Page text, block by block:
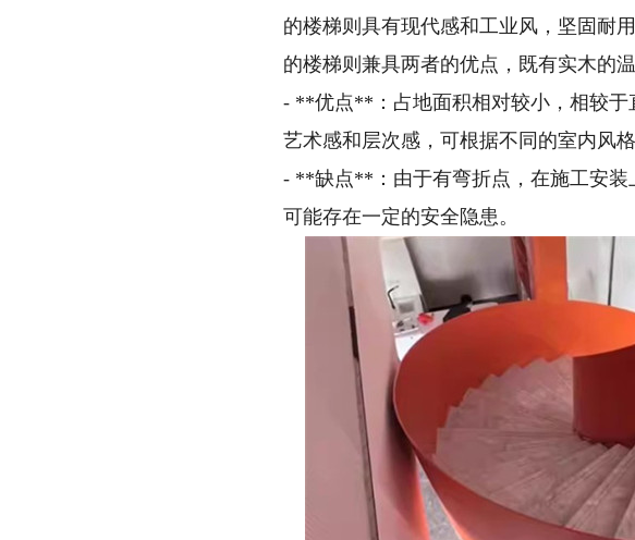
的楼梯则具有现代感和工业风，坚固耐
的楼梯则兼具两者的优点，既有实木的
- **优点**：占地面积相对较小，相较于
艺术感和层次感，可根据不同的室内风格
- **缺点**：由于有弯折点，在施工安装
可能存在一定的安全隐患。